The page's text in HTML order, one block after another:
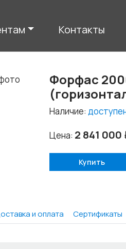
Контакты
Форфас
Наличие:
Цена: 2 841
Купить
и оплата Сертификаты